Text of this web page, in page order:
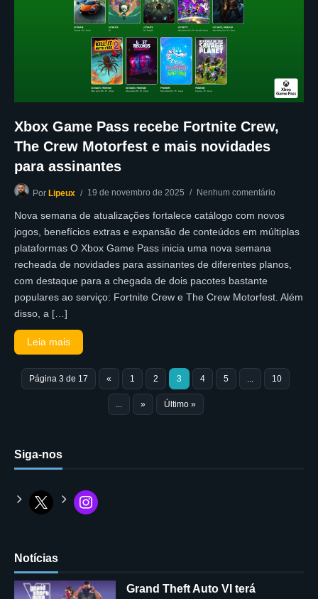
Xbox Game Pass recebe Fortnite Crew,
The Crew Motorfest e mais novidades
para assinantes
Por Lipeux 19 de novembro de 2025 Nenhum comentário
Nova semana de atualizações fortalece catálogo com novos
jogos, benefícios extras e expansão de conteúdos em múltiplas
plataformas O Xbox Game Pass inicia uma nova semana
recheada de novidades para assinantes de diferentes planos,
com destaque para a chegada de dois pacotes bastante
populares ao serviço: Fortnite Crew e The Crew Motorfest. Além
disso, a […]
Leia mais
Página 3 de 17 « 1 2 3 4 5 ... 10
... » Último »
Siga-nos
Notícias
Grand Theft Auto VI terá